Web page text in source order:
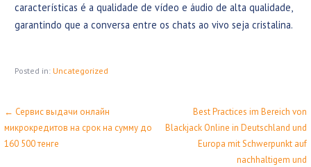
características é a qualidade de vídeo e áudio de alta qualidade,
garantindo que a conversa entre os chats ao vivo seja cristalina.
Posted in: Uncategorized
P
o
← Сервис выдачи онлайн
микрокредитов на срок на сумму до
160 500 тенге
Best Practices im Bereich von
Blackjack Online in Deutschland und
Europa mit Schwerpunkt auf
nachhaltigem und